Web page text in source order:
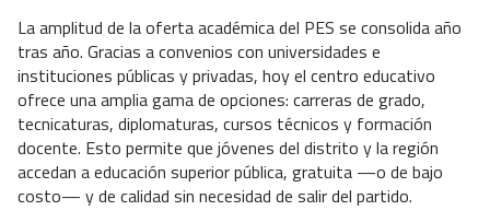
La amplitud de la oferta académica del PES se consolida año
tras año. Gracias a convenios con universidades e
instituciones públicas y privadas, hoy el centro educativo
ofrece una amplia gama de opciones: carreras de grado,
tecnicaturas, diplomaturas, cursos técnicos y formación
docente. Esto permite que jóvenes del distrito y la región
accedan a educación superior pública, gratuita —o de bajo
costo— y de calidad sin necesidad de salir del partido.